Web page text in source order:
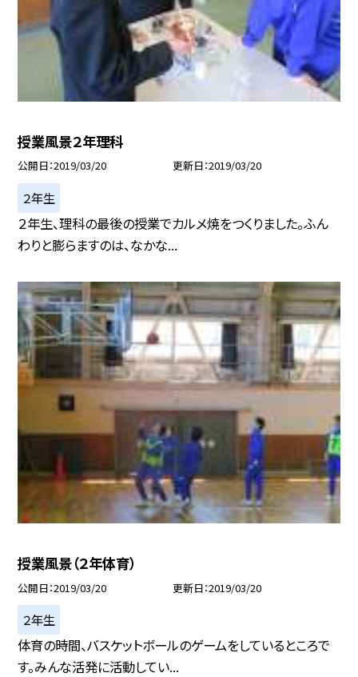
授業風景２年理科
公開日 2019/03/20 更新日 2019/03/20
２年生
２年生、理科の最後の授業でカルメ焼をつくりました。ふん
わりと膨らますのは、なかな...
授業風景（２年体育）
公開日 2019/03/20 更新日 2019/03/20
２年生
体育の時間、バスケットボールのゲームをしているところで
す。みんな活発に活動してい...